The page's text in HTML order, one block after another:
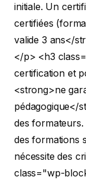
initiale. Un
certifiées
valide 3 ans</
</p> <h3
certification et
<strong>ne
pédagogique</
des formateurs.
des formations
nécessite des
class="wp-